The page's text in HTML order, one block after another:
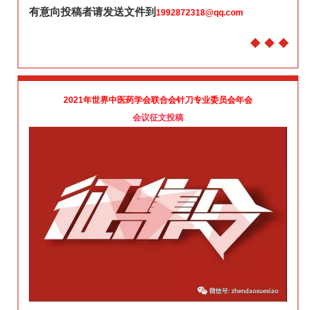
有意向投稿者请发送文件到 1992872318@qq.com
2021年世界中医药学会联合会针刀专业委员会年会
会议征文投稿